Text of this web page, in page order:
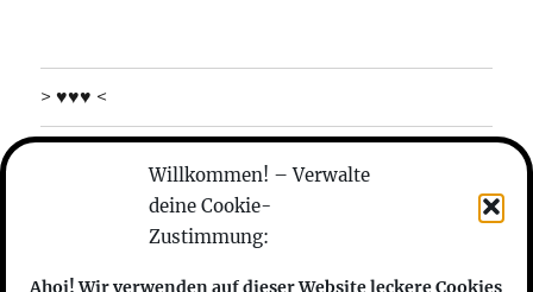
Willkommen! – Verwalte
deine Cookie-
Zustimmung:
Ahoi! Wir verwenden auf dieser Website leckere Cookies
> ♥♥♥ <
wer sind die